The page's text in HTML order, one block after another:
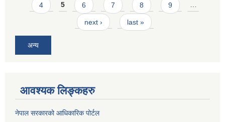
4 5 6 7 8 9 …
next › last »
अन्य
आवश्यक लिङ्कहरु
नेपाल सरकारको आधिकारिक पोर्टल